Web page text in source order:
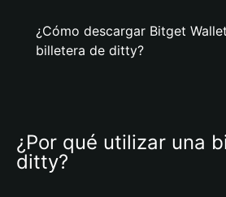
¿Cómo descargar Bitget
billetera de ditty?
¿Por qué utilizar una
ditty?